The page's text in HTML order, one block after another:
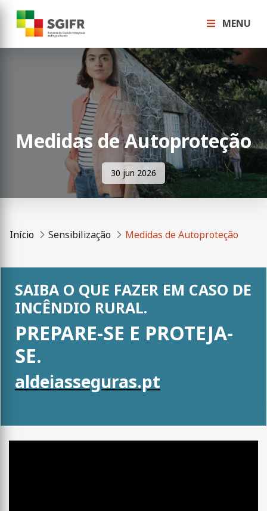
MENU
Medidas de Autoproteção
30 jun 2026
Início Sensibilização Medidas de Autoproteção
SAIBA O QUE FAZER EM CASO DE
INCÊNDIO RURAL.
PREPARE-SE E PROTEJA-
SE.
aldeiasseguras.pt